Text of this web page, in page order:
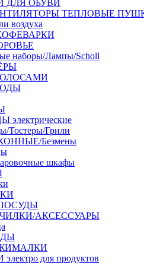
ДЛЯ ОБУВИ
ТЕПЛОВЫЕ
воздуха
наборы/Лампы/Scholl
Тостеры/Грили
Безмены
шкафы
АКСЕССУАРЫ
для продуктов